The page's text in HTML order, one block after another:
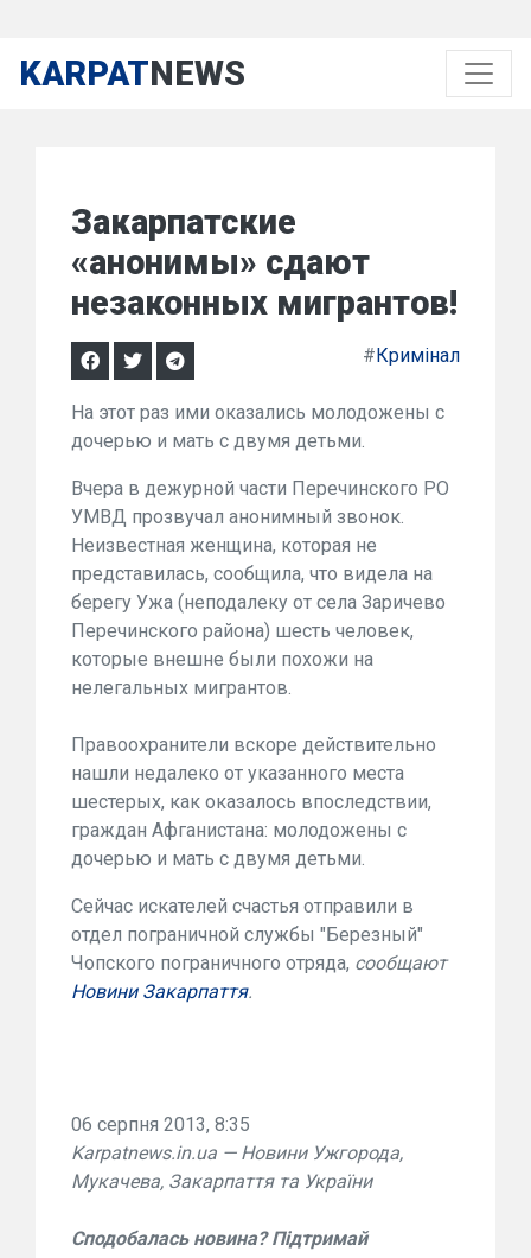
KARPATNEWS
Закарпатские
«анонимы» сдают
незаконных мигрантов!
#Кримінал
На этот раз ими оказались молодожены с
дочерью и мать с двумя детьми.
Вчера в дежурной части Перечинского РО
УМВД прозвучал анонимный звонок.
Неизвестная женщина, которая не
представилась, сообщила, что видела на
берегу Ужа (неподалеку от села Заричево
Перечинского района) шесть человек,
которые внешне были похожи на
нелегальных мигрантов.
Правоохранители вскоре действительно
нашли недалеко от указанного места
шестерых, как оказалось впоследствии,
граждан Афганистана: молодожены с
дочерью и мать с двумя детьми.
Сейчас искателей счастья отправили в
отдел пограничной службы "Березный"
Чопского пограничного отряда, сообщают
Новини Закарпаття.
06 серпня 2013, 8:35
Karpatnews.in.ua — Новини Ужгорода,
Мукачева, Закарпаття та України
Сподобалась новина? Підтримай